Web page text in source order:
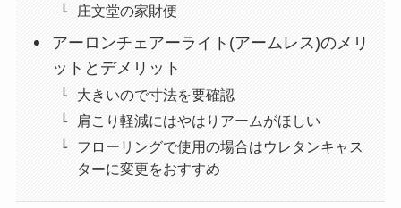
庄文堂の家財便
アーロンチェアーライト(アームレス)のメリ
ットとデメリット
大きいので寸法を要確認
肩こり軽減にはやはりアームがほしい
フローリングで使用の場合はウレタンキャス
ターに変更をおすすめ